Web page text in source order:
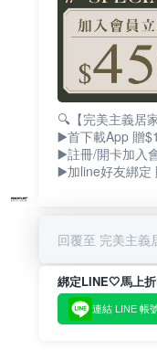
🔍【完美主義居家
▶️首下載App 贈
▶️註冊/開卡加入
▶️加line好友綁定
回覆至 完美主義
綁定LINE🤍馬上折
連結 LINE 帳